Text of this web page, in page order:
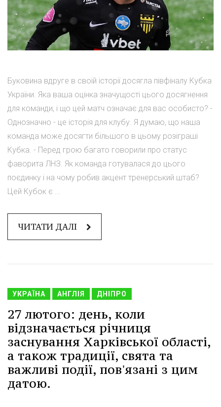
Буковина вдруге в своїй історії досягла півфіналу Кубка
України. Яка ваша оцінка значущості цього досягнення
для команди, і що цей матч означає для вас особисто? -
Однозначно - це історія для клубу. Я думаю, що наша
команда може досягти більшого в цьому розіграші
Кубка. - Перед грою багато говорили про статус
фаворита ЛНЗ. Як команда готувалася до цього
поєдинку і на чому робив акцент тренерський штаб?
Цей Кубок є ...
ЧИТАТИ ДАЛІ
УКРАЇНА АНГЛІЯ ДНІПРО
27 лютого: день, коли
відзначається річниця
заснування Харківської області,
а також традиції, свята та
важливі події, пов'язані з цим
датою.